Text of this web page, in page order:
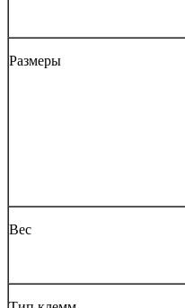
Размеры
Вес